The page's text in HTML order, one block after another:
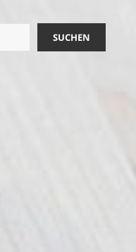
SUCHEN